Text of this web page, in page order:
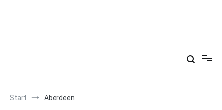
Start Aberdeen